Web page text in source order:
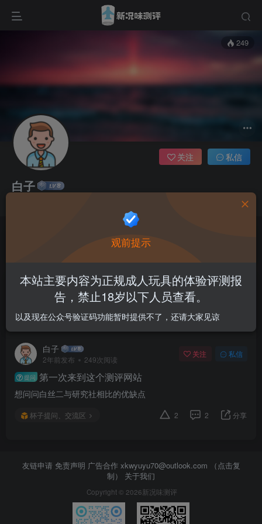
249
白子
关注 私信
本站禁止18岁以下用户访问, 站内每个月还会开启积分活动，详情看论坛内告
文章0 收藏 0 评论19 版块0 帖子1 粉丝0
发布 1
白子
2年前发布 249次阅读
关注 私信
提问 第一次来到这个测评网站
想问问白丝二与研究社相比的优缺点
杯子提问、交流区 2 2 分享
友链申请 免责声明 广告合作xkwyuyu70@outlook.com （点击复
制） 关于我们
Copyright © 2026新况味测评
观前提示
本站主要内容为正规成人玩具的体验评测报
告，禁止18岁以下人员查看。
以及现在公众号验证码功能暂时提供不了，还请大家见谅